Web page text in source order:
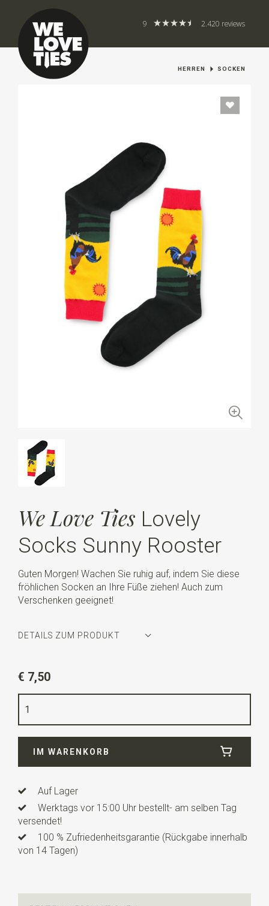
9 2.420 reviews
HERREN SOCKEN
We Love Ties Lovely
Socks Sunny Rooster
Guten Morgen! Wachen Sie ruhig auf, indem Sie diese
fröhlichen Socken an Ihre Füße ziehen! Auch zum
Verschenken geeignet!
DETAILS ZUM PRODUKT
Farbe
Größe
€ 7,50
IM WARENKORB
Auf Lager
Werktags vor 15:00 Uhr bestellt- am selben Tag
versendet!
100 % Zufriedenheitsgarantie (Rückgabe innerhalb
von 14 Tagen)